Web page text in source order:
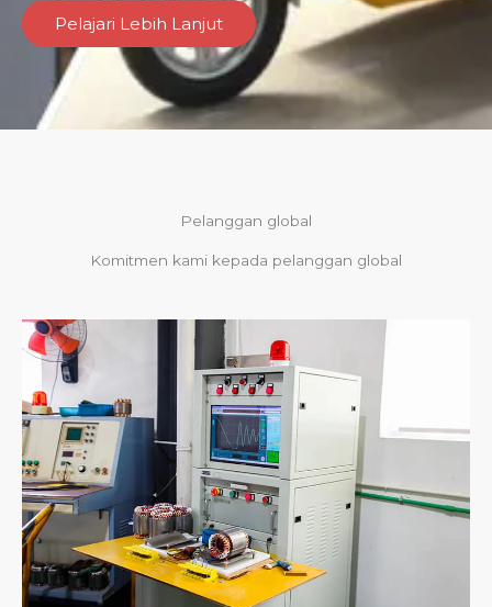
Pelajari Lebih Lanjut
Pelanggan global
Komitmen kami kepada pelanggan global